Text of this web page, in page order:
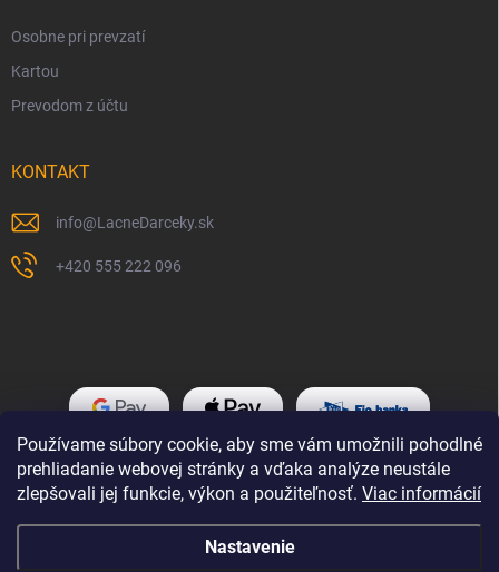
Používame súbory cookie, aby sme vám umožnili pohodlné
prehliadanie webovej stránky a vďaka analýze neustále
zlepšovali jej funkcie, výkon a použiteľnosť. Viac informácií
Nastavenie
Osobne pri prevzatí
Kartou
Prevodom z účtu
KONTAKT
info@LacneDarceky.sk
+420 555 222 096